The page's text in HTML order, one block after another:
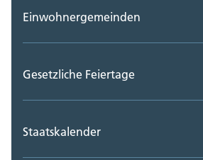
Einwohnergemeinden
Gesetzliche Feiertage
Staatskalender